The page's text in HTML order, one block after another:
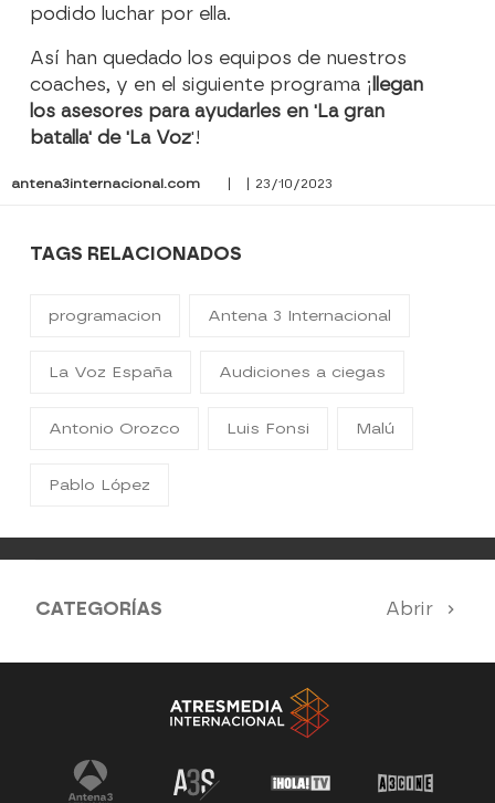
podido luchar por ella.
Así han quedado los equipos de nuestros
coaches, y en el siguiente programa ¡ llegan
los asesores para ayudarles en 'La gran
batalla' de 'La Voz'!
antena3internacional.com | | 23/10/2023
TAGS RELACIONADOS
programacion Antena 3 Internacional
La Voz España Audiciones a ciegas
Antonio Orozco Luis Fonsi Malú
Pablo López
CATEGORÍAS Abrir
Antena 3 Noticias El Hormiguero
Tu cara me suena Pasapalabra